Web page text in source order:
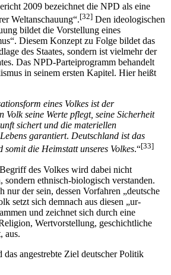
2009 bezeichnet die NPD als eine
Weltanschauung“.[32] Den ideologischen
bildet die Vorstellung eines
Diesem Konzept zu Folge bildet das
des Staates, sondern ist vielmehr der
Das NPD-Parteiprogramm behandelt
in seinem ersten Kapitel. Hier heißt
eines Volkes ist der
Volk seine Werte pflegt, seine Sicherheit
sichert und die materiellen
garantiert. Deutschland ist das
die Heimstatt unseres Volkes.“[33]
des Volkes wird dabei nicht
sondern ethnisch-biologisch verstanden.
nur der sein, dessen Vorfahren „deutsche
setzt sich demnach aus diesen „ur-
und zeichnet sich durch eine
Wertvorstellung, geschichtliche
aus.
angestrebte Ziel deutscher Politik